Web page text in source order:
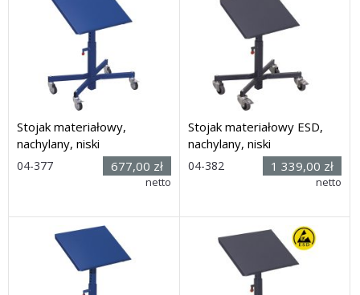
Stojak materiałowy,
nachylany, niski
04-377 677,00 zł
netto
Dostawa: 14 dni
Stojak materiałowy ESD,
nachylany, niski
04-382 1 339,00 zł
netto